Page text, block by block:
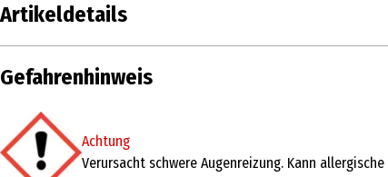
Artikeldetails
Inhalt
Inhaltsstoffe
PARFUM, SODIUM LAURETH SULFATE,
Gefahrenhinweis
Achtung
Verursacht schwere Augenreizung. Kann